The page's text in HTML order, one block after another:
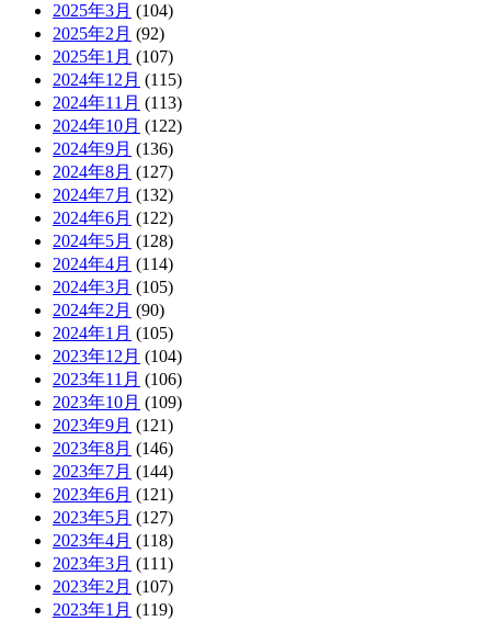
2025年3月 (104)
2025年2月 (92)
2025年1月 (107)
2024年12月 (115)
2024年11月 (113)
2024年10月 (122)
2024年9月 (136)
2024年8月 (127)
2024年7月 (132)
2024年6月 (122)
2024年5月 (128)
2024年4月 (114)
2024年3月 (105)
2024年2月 (90)
2024年1月 (105)
2023年12月 (104)
2023年11月 (106)
2023年10月 (109)
2023年9月 (121)
2023年8月 (146)
2023年7月 (144)
2023年6月 (121)
2023年5月 (127)
2023年4月 (118)
2023年3月 (111)
2023年2月 (107)
2023年1月 (119)